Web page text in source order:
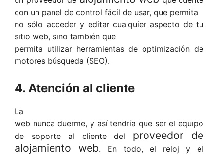
con un panel de control fácil de usar, que permita
no sólo acceder y editar cualquier aspecto de tu
sitio web, sino también que
permita utilizar herramientas de optimización de
motores búsqueda (SEO).
4. Atención al cliente
La
web nunca duerme, y así tendría que ser el equipo
de soporte al cliente del proveedor de
alojamiento web. En todo, el reloj y el